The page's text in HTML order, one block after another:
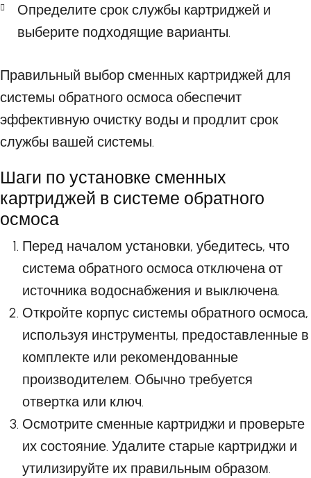
Определите срок службы картриджей и
выберите подходящие варианты.
Правильный выбор сменных картриджей для
системы обратного осмоса обеспечит
эффективную очистку воды и продлит срок
службы вашей системы.
Шаги по установке сменных
картриджей в системе обратного
осмоса
Перед началом установки, убедитесь, что
система обратного осмоса отключена от
источника водоснабжения и выключена.
Откройте корпус системы обратного осмоса,
используя инструменты, предоставленные в
комплекте или рекомендованные
производителем. Обычно требуется
отвертка или ключ.
Осмотрите сменные картриджи и проверьте
их состояние. Удалите старые картриджи и
утилизируйте их правильным образом.